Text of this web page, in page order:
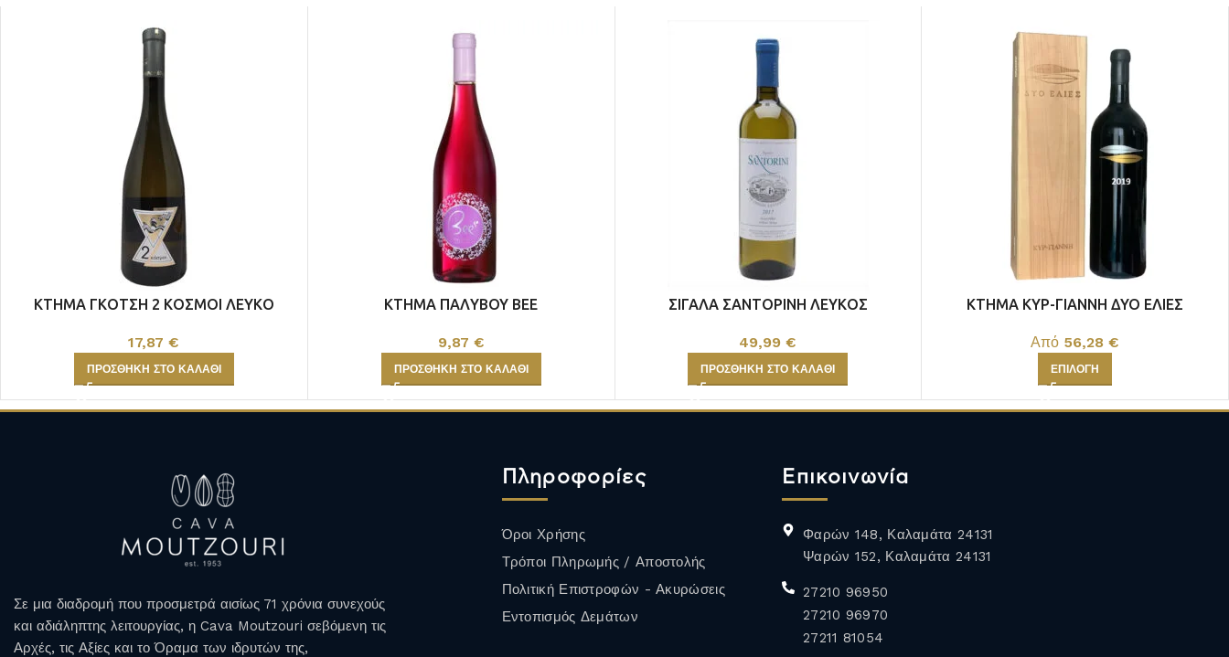
ΕΡΥΘΡΟΣ
ΟΙΝΟΣ
ΚΤΗΜΑ ΓΚΟΤΣΗ 2 ΚΟΣΜΟΙ ΛΕΥΚΟ
17,87€
ΠΡΟΣΘΉΚΗ ΣΤΟ ΚΑΛΆΘΙ
ΚΤΗΜΑ ΠΑΛΥΒΟΥ BEE
9,87 €
ΠΡΟΣΘΉΚΗ ΣΤΟ ΚΑΛΆΘΙ
ΣΙΓΑΛΑ ΣΑΝΤΟΡΙΝΗ ΛΕΥΚΟΣ
49,99€
ΠΡΟΣΘΉΚΗ ΣΤΟ ΚΑΛΆΘΙ
ΚΤΗΜΑ ΚΥΡ-ΓΙΑΝΝΗ ΔΥΟ ΕΛΙΕΣ
Από 56,28€
ΕΠΙΛΟΓΉ
Σε μια διαδρομή που προσμετρά αισίως 71 χρόνια συνεχούς
και αδιάληπτης λειτουργίας, η Cava Moutzouri σεβόμενη τις
Αρχές, τις Αξίες και το Όραμα των ιδρυτών της,
Πληροφορίες
Όροι Χρήσης
Τρόποι Πληρωμής / Αποστολής
Πολιτική Επιστροφών - Ακυρώσεις
Εντοπισμός Δεμάτων
Επικοινωνία
Φαρών 148, Καλαμάτα 24131
Ψαρών 152, Καλαμάτα 24131
27210 96950
27210 96970
27211 81054